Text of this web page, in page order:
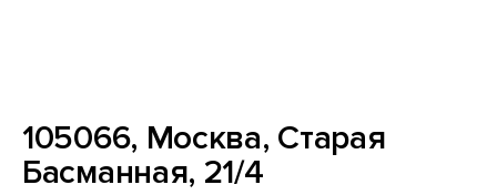
105066, Москва, Старая
Басманная, 21/4